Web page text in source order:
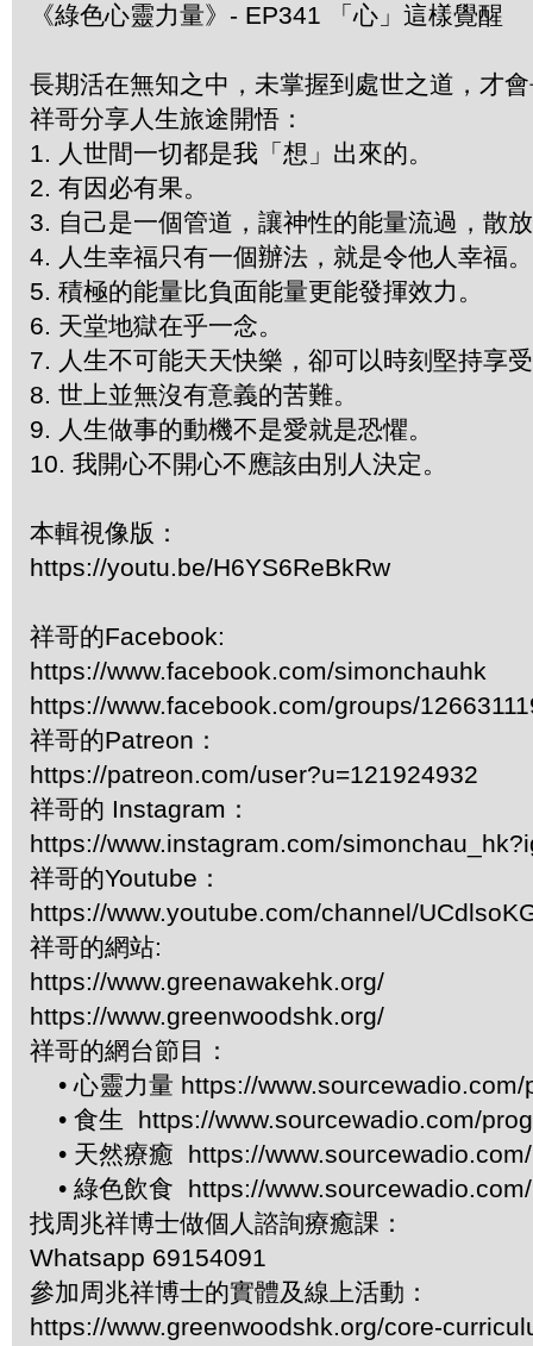
《綠色心靈力量》- EP341 「心」這樣覺醒
長期活在無知之中，未掌握到處世之道，才
祥哥分享人生旅途開悟：
1. 人世間一切都是我「想」出來的。
2. 有因必有果。
3. 自己是一個管道，讓神性的能量流過，散
4. 人生幸福只有一個辦法，就是令他人幸福
5. 積極的能量比負面能量更能發揮效力。
6. 天堂地獄在乎一念。
7. 人生不可能天天快樂，卻可以時刻堅持享
8. 世上並無沒有意義的苦難。
9. 人生做事的動機不是愛就是恐懼。
10. 我開心不開心不應該由別人決定。
本輯視像版：
https://youtu.be/H6YS6ReBkRw
祥哥的Facebook:
https://www.facebook.com/simonchauhk
https://www.facebook.com/groups/
祥哥的Patreon：
https://patreon.com/user?u=121924932
祥哥的 Instagram：
https://www.instagram.com/
祥哥的Youtube：
https://www.youtube.com/channel/
祥哥的網站:
https://www.greenawakehk.org/
https://www.greenwoodshk.org/
祥哥的網台節目：
• 心靈力量 https://
• 食生 https://www.sourcewadio.com/
• 天然療癒 https://
• 綠色飲食 https://
找周兆祥博士做個人諮詢療癒課：
Whatsapp 69154091
參加周兆祥博士的實體及線上活動：
https://www.greenwoodshk.org/core-